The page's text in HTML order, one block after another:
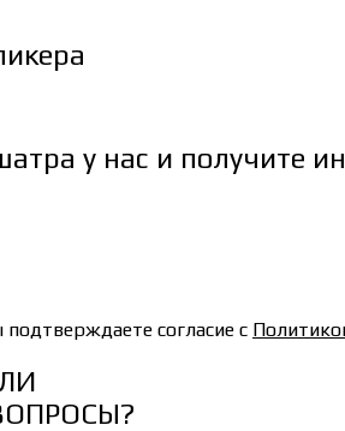
у нас и получите
согласие с